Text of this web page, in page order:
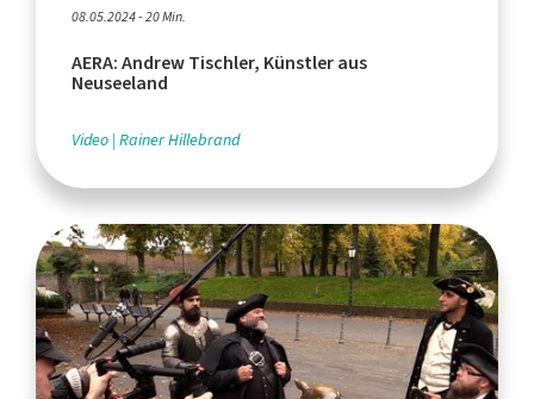
08.05.2024 - 20 Min.
AERA: Andrew Tischler, Künstler aus
Neuseeland
Video Rainer Hillebrand